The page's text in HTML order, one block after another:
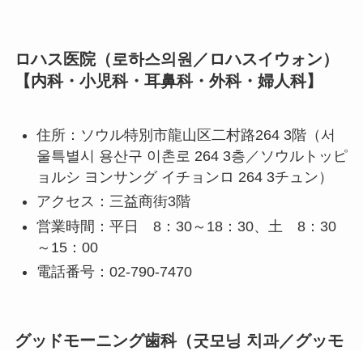
ロハス医院（로하스의원／ロハスイウォン）
【内科・小児科・耳鼻科・外科・婦人科】
住所：ソウル特別市龍山区二村路264 3階（서
울특별시 용산구 이촌로 264 3층／ソウルトッピ
ョルシ ヨンサング イチョンロ 264 3チュン）
アクセス：三益商街3階
営業時間：平日 8：30～18：30、土 8：30
～15：00
電話番号：02-790-7470
グッドモーニング歯科（굿모닝 치과／グッモ